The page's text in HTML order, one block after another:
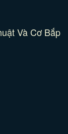
Và Cơ Bắp